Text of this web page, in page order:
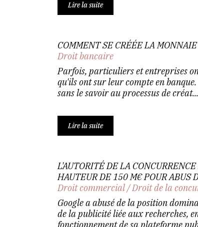
Lire la suite
COMMENT SE CRÉÉE LA MONNAIE
Droit bancaire
Parfois, particuliers et entreprises
qu'ils ont sur leur compte en
sans le savoir au processus de créat...
Lire la suite
L'AUTORITÉ DE LA
HAUTEUR DE 150 M€ POUR ABUS
Droit commercial/Droit de la
Google a abusé de la position
de la publicité liée aux recherches,